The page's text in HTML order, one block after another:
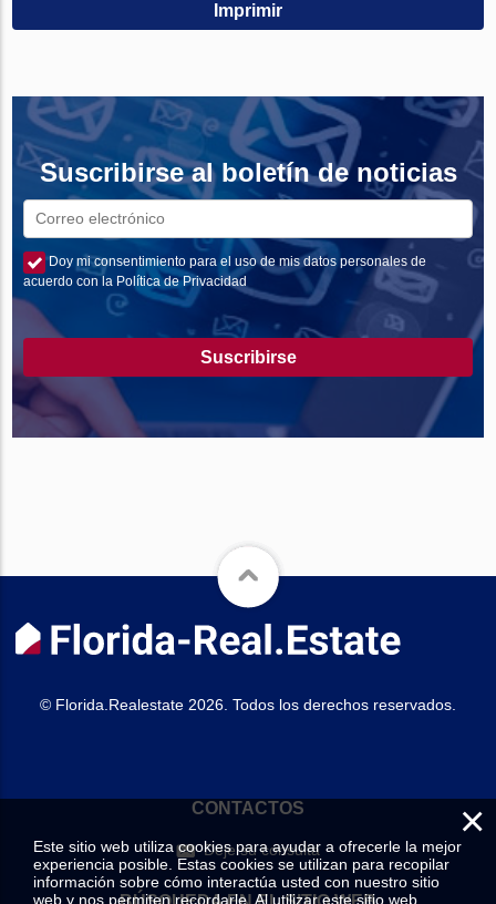
Imprimir
Suscribirse al boletín de noticias
Doy mi consentimiento para el uso de mis datos personales de
acuerdo con la Política de Privacidad
Suscribirse
© Florida.Realestate 2026. Todos los derechos reservados.
CONTACTOS
Deje su consulta
×
Este sitio web utiliza cookies para ayudar a ofrecerle la mejor
experiencia posible. Estas cookies se utilizan para recopilar
información sobre cómo interactúa usted con nuestro sitio
web y nos permiten recordarle. Al utilizar este sitio web,